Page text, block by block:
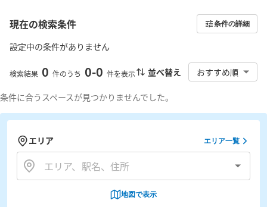
現在の検索条件 条件の詳細
設定中の条件がありません
検索結果 0 件のうち 0-0 件を表示 並べ替え おすすめ順
条件に合うスペースが見つかりませんでした。
エリア エリア一覧
地図で表示